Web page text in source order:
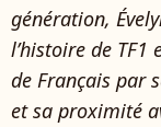
génération,
l’histoire de
de Français par
et sa proximité